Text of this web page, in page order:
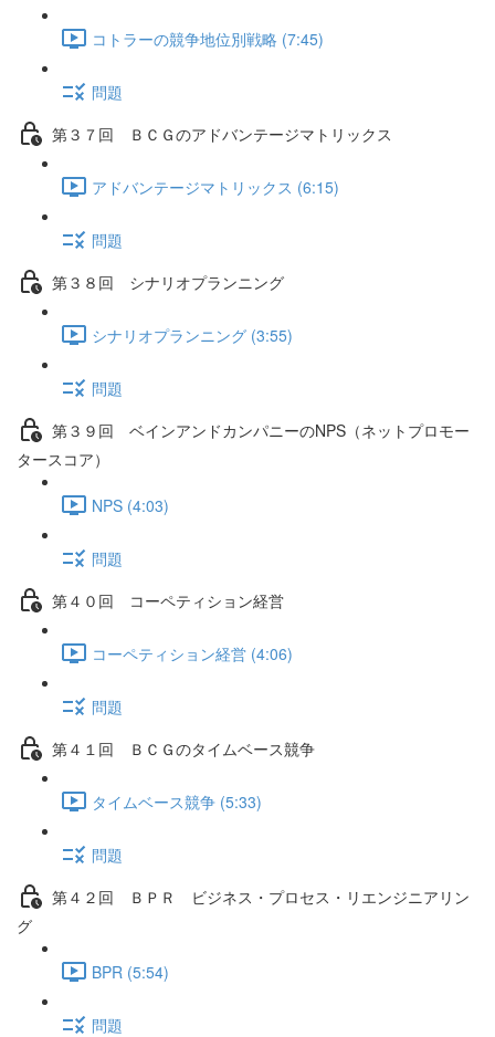
コトラーの競争地位別戦略 (7:45)
問題
第３７回 ＢＣＧのアドバンテージマトリックス
アドバンテージマトリックス (6:15)
問題
第３８回 シナリオプランニング
シナリオプランニング (3:55)
問題
第３９回 ベインアンドカンパニーのNPS（ネットプロモー
タースコア）
NPS (4:03)
問題
第４０回 コーペティション経営
コーペティション経営 (4:06)
問題
第４１回 ＢＣＧのタイムベース競争
タイムベース競争 (5:33)
問題
第４２回 ＢＰＲ ビジネス・プロセス・リエンジニアリン
グ
BPR (5:54)
問題